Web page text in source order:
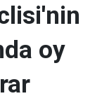
oy